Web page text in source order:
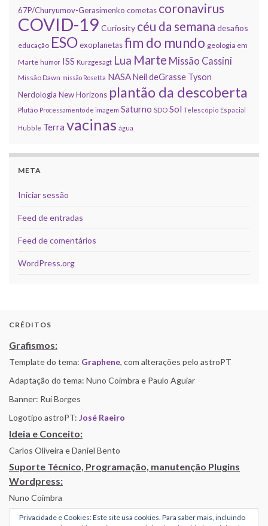
67P/Churyumov-Gerasimenko cometas coronavirus
COVID-19 Curiosity céu da semana desafios
educação ESOexoplanetasfim do mundo geologia em
Marte humor ISS Kurzgesagt Lua Marte Missão Cassini
Missão Dawn missão Rosetta NASANeil deGrasse Tyson
Nerdologia New Horizons plantão da descoberta
Plutão Processamento de imagem Saturno SDO Sol Telescópio Espacial
Hubble Terra vacinas água
META
Iniciar sessão
Feed de entradas
Feed de comentários
WordPress.org
CRÉDITOS
Grafismos:
Template do tema: Graphene, com alterações pelo astroPT
Adaptação do tema: Nuno Coimbra e Paulo Aguiar
Banner: Rui Borges
Logotipo astroPT: José Raeiro
Ideia e Conceito:
Carlos Oliveira e Daniel Bento
Suporte Técnico, Programação, manutenção Plugins
Wordpress:
Nuno Coimbra
Privacidade e Cookies: Este site usa cookies. Para saber mais, incluindo